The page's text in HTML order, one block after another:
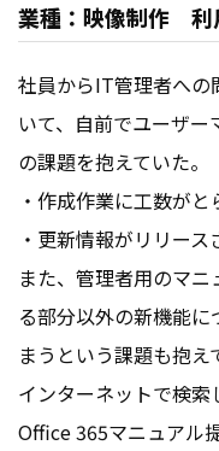
業種：映像制作 利
社員からIT管理者へ
いて、自前でユーザ
の課題を抱えていた。
・作成作業に工数がと
・更新情報がリリー
また、管理者用のマ
る部分以外の新機能
まうという課題も抱え
インターネットで検
Office 365マニュアル